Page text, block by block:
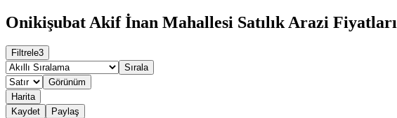
Onikişubat Akif İnan Mahallesi Satılık Arazi Fiyatları
Filtrele3
Sırala
Görünüm
Harita
Kaydet
Paylaş